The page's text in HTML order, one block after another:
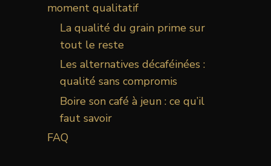
moment qualitatif
La qualité du grain prime sur
tout le reste
Les alternatives décaféinées :
qualité sans compromis
Boire son café à jeun : ce qu’il
faut savoir
FAQ